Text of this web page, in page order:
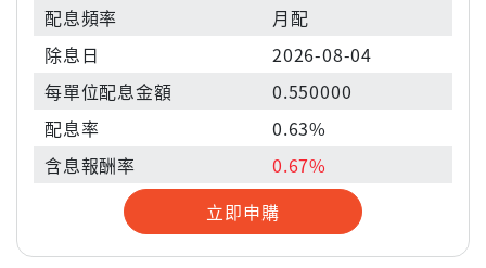
配息頻率
月配
除息日
2026-08-04
每單位配息金額
0.550000
配息率
0.63%
含息報酬率
0.67%
立即申購